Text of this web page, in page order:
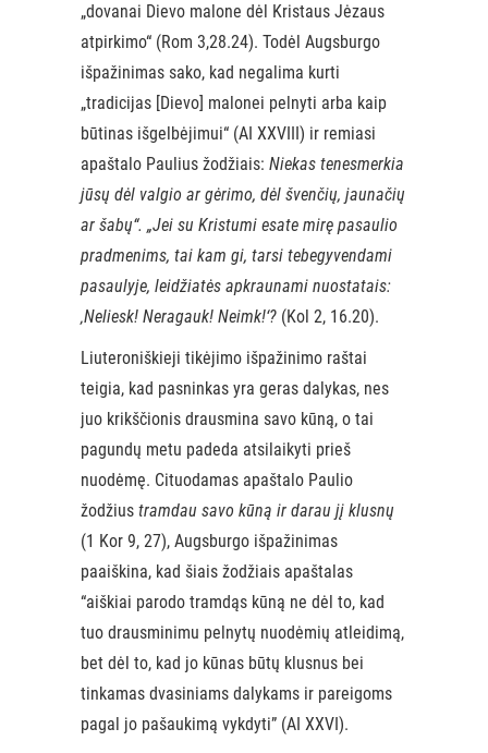
„dovanai Dievo malone dėl Kristaus Jėzaus
atpirkimo“ (Rom 3,28.24). Todėl Augsburgo
išpažinimas sako, kad negalima kurti
„tradicijas [Dievo] malonei pelnyti arba kaip
būtinas išgelbėjimui“ (AI XXVIII) ir remiasi
apaštalo Paulius žodžiais: Niekas tenesmerkia
jūsų dėl valgio ar gėrimo, dėl švenčių, jaunačių
ar šabų“. „Jei su Kristumi esate mirę pasaulio
pradmenims, tai kam gi, tarsi tebegyvendami
pasaulyje, leidžiatės apkraunami nuostatais:
‚Neliesk! Neragauk! Neimk!‘? (Kol 2, 16.20).
Liuteroniškieji tikėjimo išpažinimo raštai
teigia, kad pasninkas yra geras dalykas, nes
juo krikščionis drausmina savo kūną, o tai
pagundų metu padeda atsilaikyti prieš
nuodėmę. Cituodamas apaštalo Paulio
žodžius tramdau savo kūną ir darau jį klusnų
(1 Kor 9, 27), Augsburgo išpažinimas
paaiškina, kad šiais žodžiais apaštalas
“aiškiai parodo tramdąs kūną ne dėl to, kad
tuo drausminimu pelnytų nuodėmių atleidimą,
bet dėl to, kad jo kūnas būtų klusnus bei
tinkamas dvasiniams dalykams ir pareigoms
pagal jo pašaukimą vykdyti” (AI XXVI).